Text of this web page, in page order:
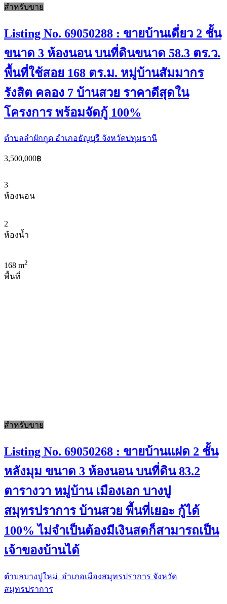
สำหรับขาย
Listing No. 69050288 : ขายบ้านเดี่ยว 2 ชั้น
ขนาด 3 ห้องนอน บนที่ดินขนาด 58.3 ตร.ว.
พื้นที่ใช้สอย 168 ตร.ม. หมู่บ้านสัมมากร
รังสิต คลอง 7 บ้านสวย ราคาดีสุดใน
โครงการ พร้อมจัดกู้ 100%
ตำบลลำผักกูด อำเภอธัญบุรี จังหวัดปทุมธานี
3,500,000฿
3
ห้องนอน
2
ห้องน้ำ
168 m2
พื้นที่
สำหรับขาย
Listing No. 69050268 : ขายบ้านแฝด 2 ชั้น
หลังมุม ขนาด 3 ห้องนอน บนที่ดิน 83.2
ตารางวา หมู่บ้าน เมืองเอก บางปู
สมุทรปราการ บ้านสวย พื้นที่เยอะ กู้ได้
100% ไม่จำเป็นต้องมีเงินสดก็สามารถเป็น
เจ้าของบ้านได้
ตำบลบางปูใหม่ อำเภอเมืองสมุทรปราการ จังหวัด
สมุทรปราการ